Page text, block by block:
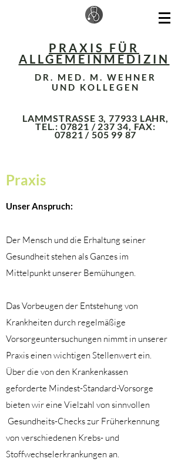
PRAXIS FÜR
ALLGEMEINMEDIZIN
DR. MED. M. WEHNER
UND KOLLEGEN
LAMMSTRASSE 3, 77933 LAHR,
TEL.: 07821 / 237 34, FAX:
07821 /505 99 87
Praxis
Unser Anspruch:
Der Mensch und die Erhaltung seiner
Gesundheit stehen als Ganzes im
Mittelpunkt unserer Bemühungen.
Das Vorbeugen der Entstehung von
Krankheiten durch regelmäßige
Vorsorgeuntersuchungen nimmt in unserer
Praxis einen wichtigen Stellenwert ein.
Über die von den Krankenkassen
geforderte Mindest-Standard-Vorsorge
bieten wir eine Vielzahl von sinnvollen
Gesundheits-Checks zur Früherkennung
von verschiedenen Krebs- und
Stoffwechselerkrankungen an.